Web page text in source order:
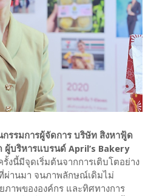
รรมการผู้จัดการ บริษัท สิงหาฟู้ด
ผู้บริหารแบรนด์ April’s Bakery
นี้มีจุดเริ่มต้นจากการเติบโตอย่าง
ที่ผ่านมา จนภาพลักษณ์เดิมไม่
าพขององค์กร และทิศทางการ